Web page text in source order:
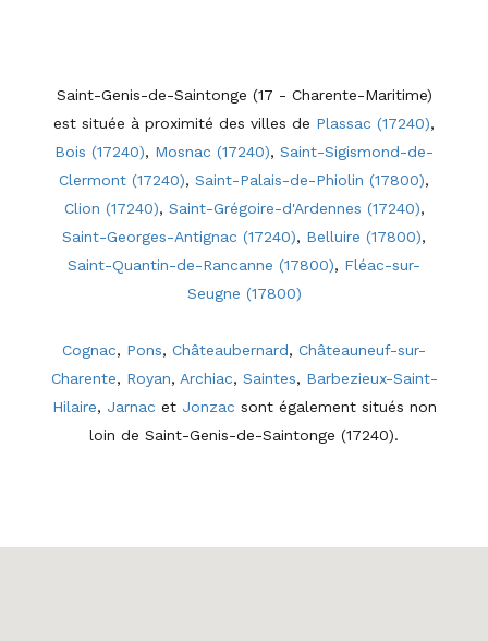
Saint-Genis-de-Saintonge (17 - Charente-Maritime)
est située à proximité des villes de Plassac (17240),
Bois (17240), Mosnac (17240), Saint-Sigismond-de-
Clermont (17240), Saint-Palais-de-Phiolin (17800),
Clion (17240), Saint-Grégoire-d'Ardennes (17240),
Saint-Georges-Antignac (17240), Belluire (17800),
Saint-Quantin-de-Rancanne (17800), Fléac-sur-
Seugne (17800)
Cognac, Pons, Châteaubernard, Châteauneuf-sur-
Charente, Royan, Archiac, Saintes, Barbezieux-Saint-
Hilaire, Jarnac et Jonzac sont également situés non
loin de Saint-Genis-de-Saintonge (17240).